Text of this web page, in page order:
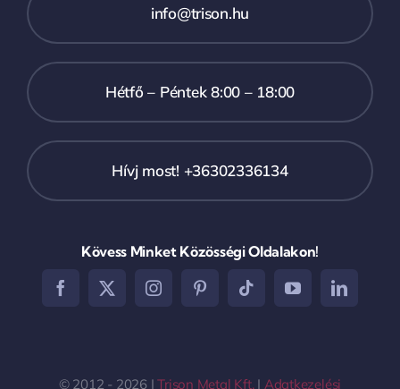
info@trison.hu
Hétfő – Péntek 8:00 – 18:00
Hívj most! +36302336134
Kövess Minket Közösségi Oldalakon!
© 2012 - 2026 |Trison Metal Kft.| Adatkezelési